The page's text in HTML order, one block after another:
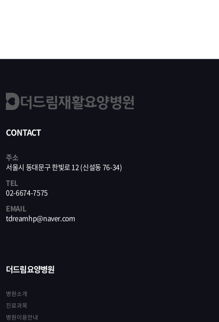
CONTACT
주소
서울시 동대문구 한빛로 12 (신설동 76-34)
TEL
02-6674-7575
EMAIL
tdreamhp@naver.com
더드림요양병원
병원소개
진료과목
병원이용안내